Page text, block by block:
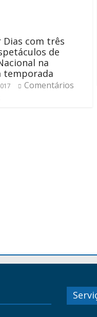
Dias com três
de
na
temporada
Comentários